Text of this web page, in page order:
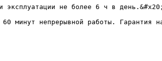
эксплуатации не более 6 ч в день.&#x20;
минут непрерывной работы. Гарантия